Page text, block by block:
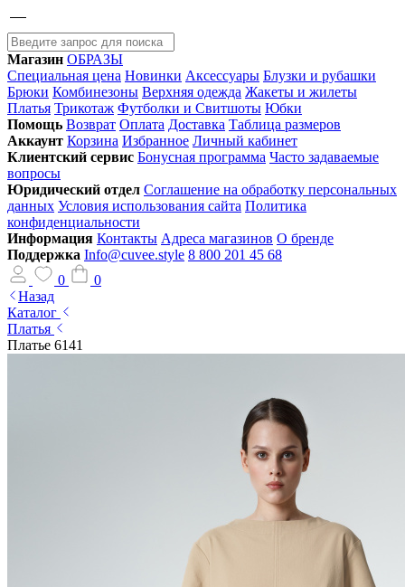
Магазин ОБРАЗЫ
Специальная цена Новинки Аксессуары Блузки и рубашки
Брюки Комбинезоны Верхняя одежда Жакеты и жилеты
Платья Трикотаж Футболки и Свитшоты Юбки
Помощь Возврат Оплата Доставка Таблица размеров
Аккаунт Корзина Избранное Личный кабинет
Клиентский сервис Бонусная программа Часто задаваемые
вопросы
Юридический отдел Соглашение на обработку персональных
данных Условия использования сайта Политика
конфиденциальности
Информация Контакты Адреса магазинов О бренде
Поддержка Info@cuvee.style 8 800 201 45 68
0
0
Назад
Каталог
Платья
Платье 6141